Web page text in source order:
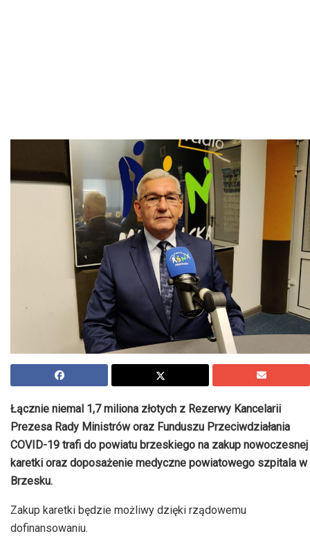
Łącznie niemal 1,7 miliona złotych z Rezerwy Kancelarii
Prezesa Rady Ministrów oraz Funduszu Przeciwdziałania
COVID-19 trafi do powiatu brzeskiego na zakup nowoczesnej
karetki oraz doposażenie medyczne powiatowego szpitala w
Brzesku.
Zakup karetki będzie możliwy dzięki rządowemu
dofinansowaniu.